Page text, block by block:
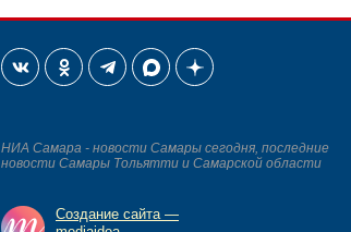
НИА Самара - новости Самары сегодня, последние
новости Самары Тольятти и Самарской области
Создание сайта —